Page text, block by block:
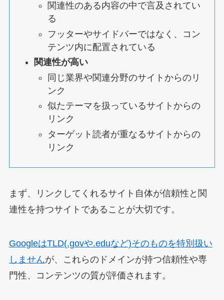
関連性のある内容の中で言及されてい
る
フッターやサイドバーではなく、コン
テンツ内に配置されている
関連性が高い
同じ業界や関連分野のサイトからのリ
ンク
似たテーマを扱っているサイトからの
リンク
ターゲット読者が重なるサイトからの
リンク
まず、リンクしてくれるサイト自体が信頼性と関
連性を持つサイトであることが大切です。
GoogleはTLD(.govや.eduなど)そのものを特別扱い
しませんが、これらのドメインが持つ信頼性や専
門性、コンテンツの質が評価されます。